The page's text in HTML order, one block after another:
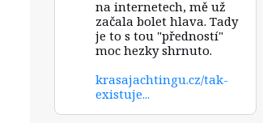
Blueskyna internetech, mě už
začala bolet hlava. Tady
je to s tou "předností"
moc hezky shrnuto.
krasajachtingu.cz/tak-
existuje...